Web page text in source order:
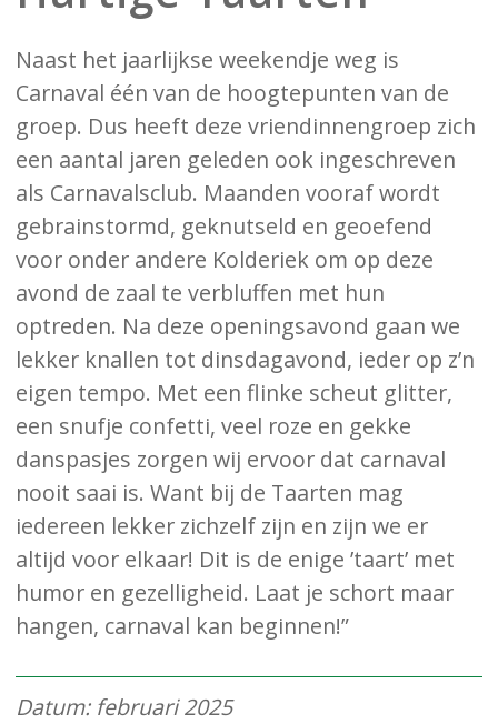
Naast het jaarlijkse weekendje weg is
Carnaval één van de hoogtepunten van de
groep. Dus heeft deze vriendinnengroep zich
een aantal jaren geleden ook ingeschreven
als Carnavalsclub. Maanden vooraf wordt
gebrainstormd, geknutseld en geoefend
voor onder andere Kolderiek om op deze
avond de zaal te verbluffen met hun
optreden. Na deze openingsavond gaan we
lekker knallen tot dinsdagavond, ieder op z’n
eigen tempo. Met een flinke scheut glitter,
een snufje confetti, veel roze en gekke
danspasjes zorgen wij ervoor dat carnaval
nooit saai is. Want bij de Taarten mag
iedereen lekker zichzelf zijn en zijn we er
altijd voor elkaar! Dit is de enige ’taart’ met
humor en gezelligheid. Laat je schort maar
hangen, carnaval kan beginnen!”
Datum: februari 2025